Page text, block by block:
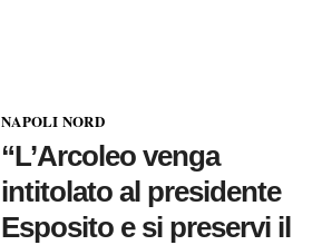
NAPOLI NORD
“L’Arcoleo venga
intitolato al presidente
Esposito e si preservi il